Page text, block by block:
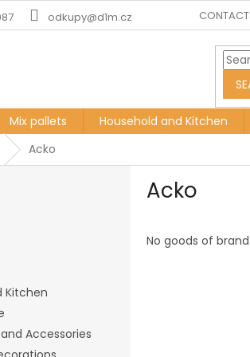
odkupy@d1m.cz
Mix pallets Household and Kitchen
Acko
Kitchen
Accessories
Acko
No goods of brand